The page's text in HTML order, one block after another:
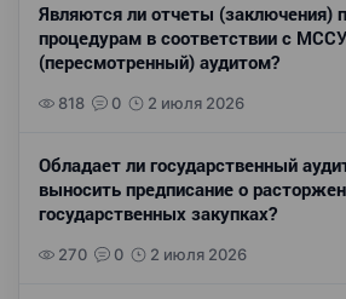
Являются ли отчеты (заключения)
процедурам в соответствии с
(пересмотренный) аудитом?
818 0 2 июля 2026
Обладает ли государственный
выносить предписание о
государственных закупках?
270 0 2 июля 2026